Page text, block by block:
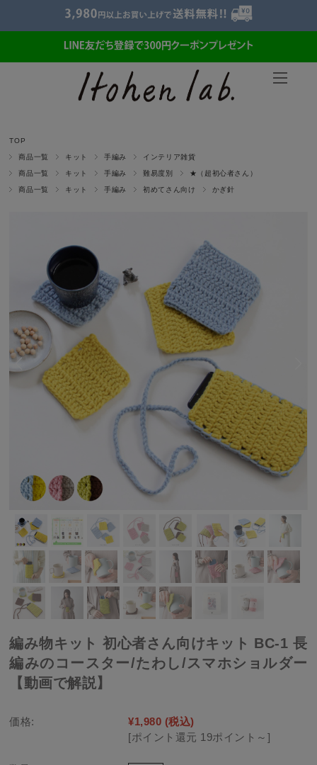
TOP
商品一覧 キット 手編み インテリア雑貨
商品一覧 キット 手編み 難易度別 ★（超初心者さん）
商品一覧 キット 手編み 初めてさん向け かぎ針
編み物キット 初心者さん向けキット BC-1 長
編みのコースター/たわし/スマホショルダー
【動画で解説】
価格: ¥1,980 (税込)
[ポイント還元 19ポイント～]